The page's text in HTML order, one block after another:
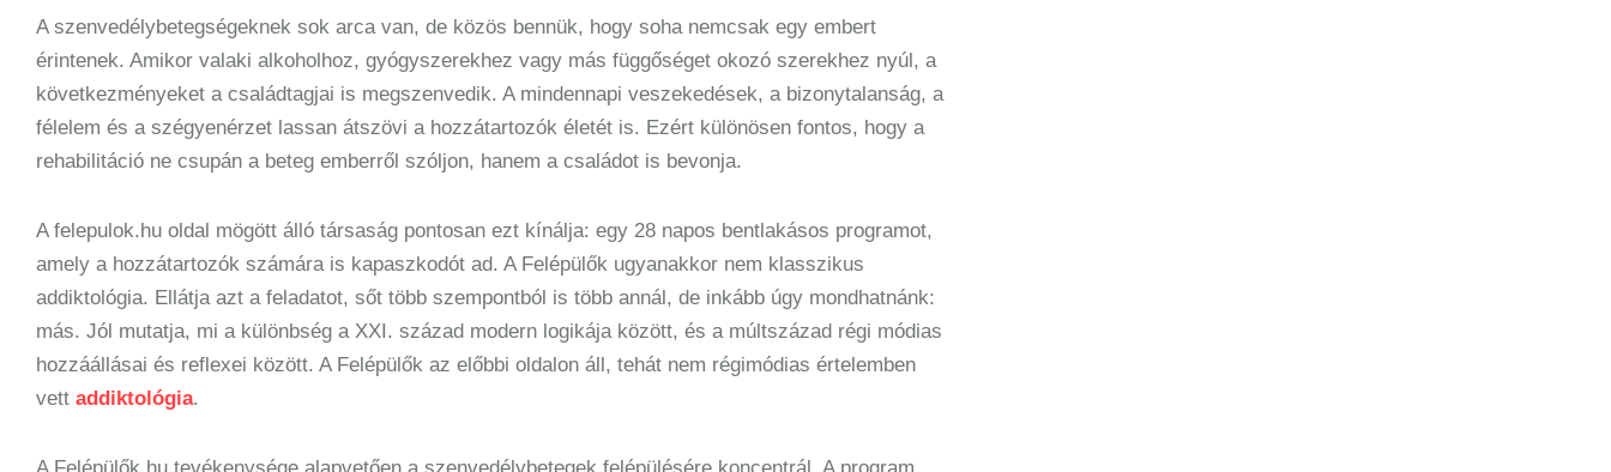
A szenvedélybetegségeknek sok arca van, de közös bennük, hogy soha nemcsak egy embert
érintenek. Amikor valaki alkoholhoz, gyógyszerekhez vagy más függőséget okozó szerekhez nyúl, a
következményeket a családtagjai is megszenvedik. A mindennapi veszekedések, a bizonytalanság, a
félelem és a szégyenérzet lassan átszövi a hozzátartozók életét is. Ezért különösen fontos, hogy a
rehabilitáció ne csupán a beteg emberről szóljon, hanem a családot is bevonja.
A felepulok.hu oldal mögött álló társaság pontosan ezt kínálja: egy 28 napos bentlakásos programot,
amely a hozzátartozók számára is kapaszkodót ad. A Felépülők ugyanakkor nem klasszikus
addiktológia. Ellátja azt a feladatot, sőt több szempontból is több annál, de inkább úgy mondhatnánk:
más. Jól mutatja, mi a különbség a XXI. század modern logikája között, és a múltszázad régi módias
hozzáállásai és reflexei között. A Felépülők az előbbi oldalon áll, tehát nem régimódias értelemben
vett addiktológia.